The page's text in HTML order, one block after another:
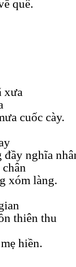
quê.
xưa
cuốc cày.
nghĩa
xóm làng.
thiên thu
hiền.